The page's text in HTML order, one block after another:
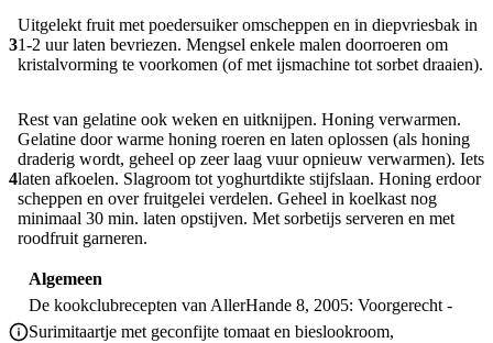
3
Uitgelekt fruit met poedersuiker omscheppen en in diepvriesbak in
1-2 uur laten bevriezen. Mengsel enkele malen doorroeren om
kristalvorming te voorkomen (of met ijsmachine tot sorbet draaien).
4
Rest van gelatine ook weken en uitknijpen. Honing verwarmen.
Gelatine door warme honing roeren en laten oplossen (als honing
draderig wordt, geheel op zeer laag vuur opnieuw verwarmen). Iets
laten afkoelen. Slagroom tot yoghurtdikte stijfslaan. Honing erdoor
scheppen en over fruitgelei verdelen. Geheel in koelkast nog
minimaal 30 min. laten opstijven. Met sorbetijs serveren en met
roodfruit garneren.
Algemeen
De kookclubrecepten van AllerHande 8, 2005: Voorgerecht -
Surimitaartje met geconfijte tomaat en bieslookroom,